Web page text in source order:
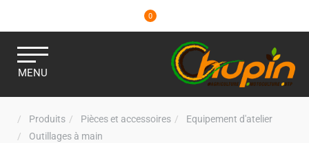
0
MENU
Produits Pièces et accessoires
Equipement d'atelier
Outillages à main